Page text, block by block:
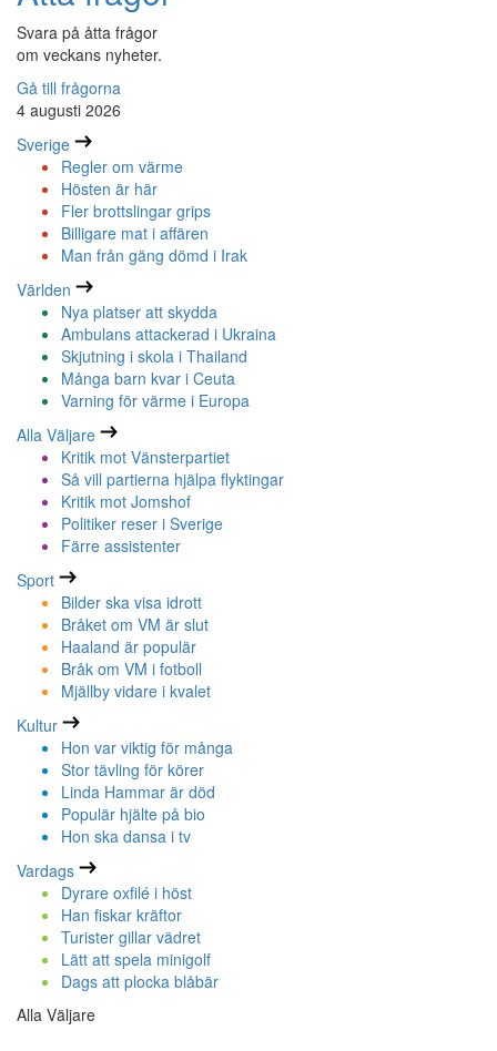
Svara på åtta frågor
om veckans nyheter.
Gå till frågorna
4 augusti 2026
Sverige
Regler om värme
Hösten är här
Fler brottslingar grips
Billigare mat i affären
Man från gäng dömd i Irak
Världen
Nya platser att skydda
Ambulans attackerad i Ukraina
Skjutning i skola i Thailand
Många barn kvar i Ceuta
Varning för värme i Europa
Alla Väljare
Kritik mot Vänsterpartiet
Så vill partierna hjälpa flyktingar
Kritik mot Jomshof
Politiker reser i Sverige
Färre assistenter
Sport
Bilder ska visa idrott
Bråket om VM är slut
Haaland är populär
Bråk om VM i fotboll
Mjällby vidare i kvalet
Kultur
Hon var viktig för många
Stor tävling för körer
Linda Hammar är död
Populär hjälte på bio
Hon ska dansa i tv
Vardags
Dyrare oxfilé i höst
Han fiskar kräftor
Turister gillar vädret
Lätt att spela minigolf
Dags att plocka blåbär
Alla Väljare